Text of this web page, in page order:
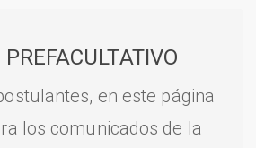
PREFACULTATIVO
en este página
los comunicados de la